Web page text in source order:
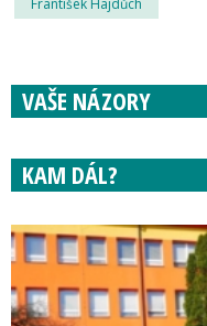
VAŠE NÁZORY
KAM DÁL?